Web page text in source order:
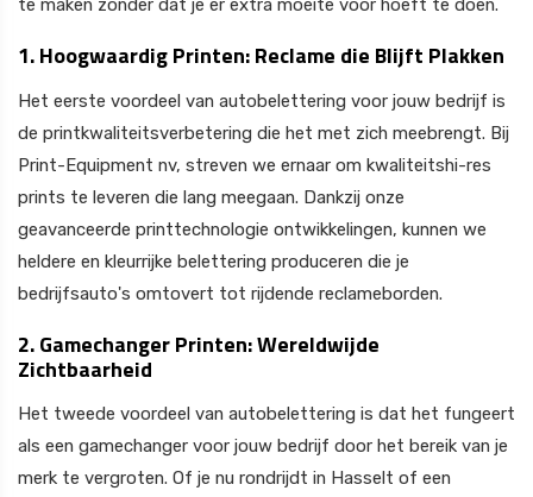
te maken zonder dat je er extra moeite voor hoeft te doen.
1. Hoogwaardig Printen: Reclame die Blijft Plakken
Het eerste voordeel van autobelettering voor jouw bedrijf is
de printkwaliteitsverbetering die het met zich meebrengt. Bij
Print-Equipment nv, streven we ernaar om kwaliteitshi-res
prints te leveren die lang meegaan. Dankzij onze
geavanceerde printtechnologie ontwikkelingen, kunnen we
heldere en kleurrijke belettering produceren die je
bedrijfsauto's omtovert tot rijdende reclameborden.
2. Gamechanger Printen: Wereldwijde
Zichtbaarheid
Het tweede voordeel van autobelettering is dat het fungeert
als een gamechanger voor jouw bedrijf door het bereik van je
merk te vergroten. Of je nu rondrijdt in Hasselt of een